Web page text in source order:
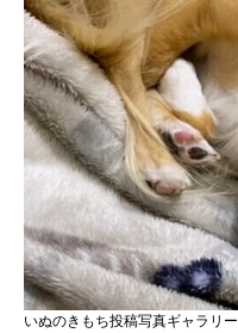
いぬのきもち投稿写真ギャラリー